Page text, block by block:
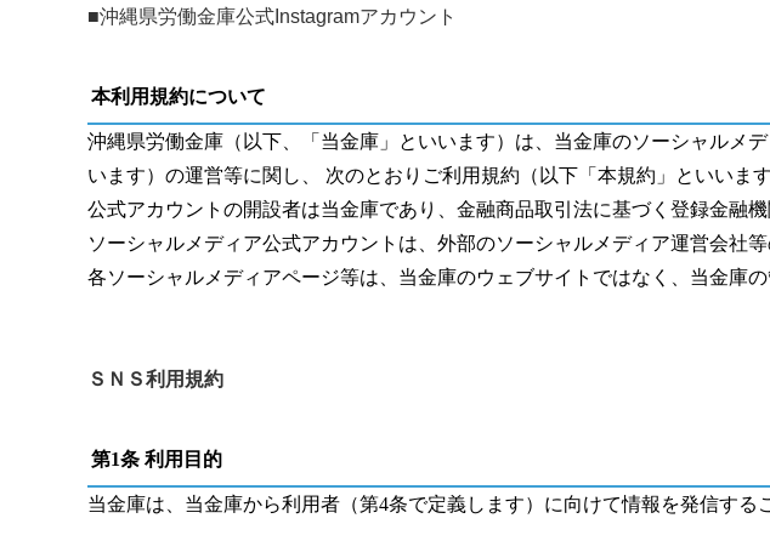
■沖縄県労働金庫公式Instagramアカウント
本利用規約について
沖縄県労働金庫（以下、「当金庫」といいます）は、当金庫のソーシャルメ
います）の運営等に関し、 次のとおりご利用規約（以下「本規約」といいま
公式アカウントの開設者は当金庫であり、金融商品取引法に基づく登録金融機
ソーシャルメディア公式アカウントは、外部のソーシャルメディア運営会社
各ソーシャルメディアページ等は、当金庫のウェブサイトではなく、当金庫
ＳＮＳ利用規約
第1条 利用目的
当金庫は、当金庫から利用者（第4条で定義します）に向けて情報を発信する